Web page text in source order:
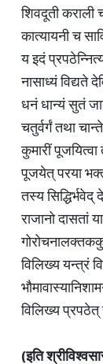
शिवदूती कराली
कात्यायनी च
य इदं
नासाध्यं विद्यते
धनं धान्यं सुतं
चतुर्वर्गं तथा
कुमारीं पूजयित्वा
पूजयेत् परया
तस्य सिद्धिर्भवेद्
राजानो दासतां
विलिख्य यन्त्रं
विलिख्य
(इति